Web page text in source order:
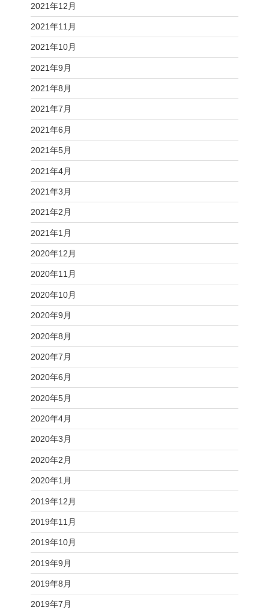
2021年12月
2021年11月
2021年10月
2021年9月
2021年8月
2021年7月
2021年6月
2021年5月
2021年4月
2021年3月
2021年2月
2021年1月
2020年12月
2020年11月
2020年10月
2020年9月
2020年8月
2020年7月
2020年6月
2020年5月
2020年4月
2020年3月
2020年2月
2020年1月
2019年12月
2019年11月
2019年10月
2019年9月
2019年8月
2019年7月